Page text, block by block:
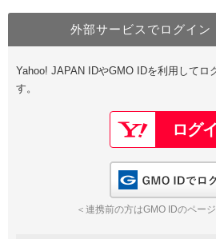
Value Domain Oneに
Google
GMO ID
※AmazonはValue Domain
Value Domain Oneアカ
以下でも登録可能
Google
GMO ID
外部サービスでログイン
Yahoo! JAPAN IDやGMO IDを利用してロ
す。
＜連携前の方はGMO IDのペー